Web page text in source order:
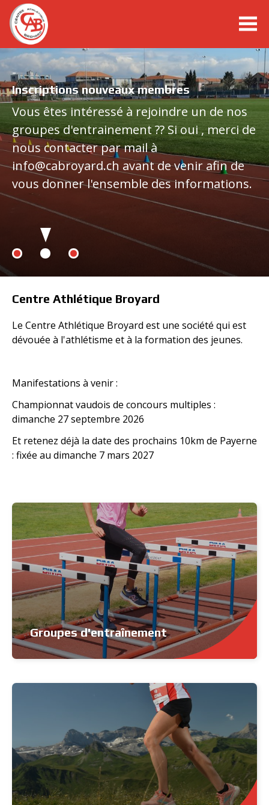
Stierenberglauf, Lac Noir, 01.08.2026
Trail du Val Cenis, 02.08.2026
Championnats suisses élites, Zurich, 25-
26.07.26
Articles à lire dans news
-
Inscriptions nouveaux membres
Vous êtes intéressé à rejoindre un de nos
groupes d'entrainement ?? Si oui , merci de
nous contacter par mail à
info@cabroyard.ch avant de venir afin de
vous donner l'ensemble des informations.
10KM de Payerne - Dimanche 1 mars 2026
Ouverture des inscriptions: 1er
novembre 2025
Oeffnung des Anmeldeportals: 1.
November 2025
Centre Athlétique Broyard
Le Centre Athlétique Broyard est une société qui est
dévouée à l'athlétisme et à la formation des jeunes.
Manifestations à venir :
Championnat vaudois de concours multiples :
dimanche 27 septembre 2026
Et retenez déjà la date des prochains 10km de Payerne
: fixée au dimanche 7 mars 2027
Groupes d'entraînement